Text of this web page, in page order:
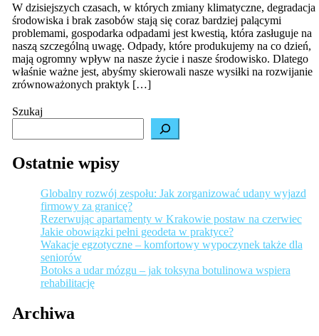
W dzisiejszych czasach, w których zmiany klimatyczne, degradacja
środowiska i brak zasobów stają się coraz bardziej palącymi
problemami, gospodarka odpadami jest kwestią, która zasługuje na
naszą szczególną uwagę. Odpady, które produkujemy na co dzień,
mają ogromny wpływ na nasze życie i nasze środowisko. Dlatego
właśnie ważne jest, abyśmy skierowali nasze wysiłki na rozwijanie
zrównoważonych praktyk […]
Szukaj
Ostatnie wpisy
Globalny rozwój zespołu: Jak zorganizować udany wyjazd
firmowy za granicę?
Rezerwując apartamenty w Krakowie postaw na czerwiec
Jakie obowiązki pełni geodeta w praktyce?
Wakacje egzotyczne – komfortowy wypoczynek także dla
seniorów
Botoks a udar mózgu – jak toksyna botulinowa wspiera
rehabilitację
Archiwa